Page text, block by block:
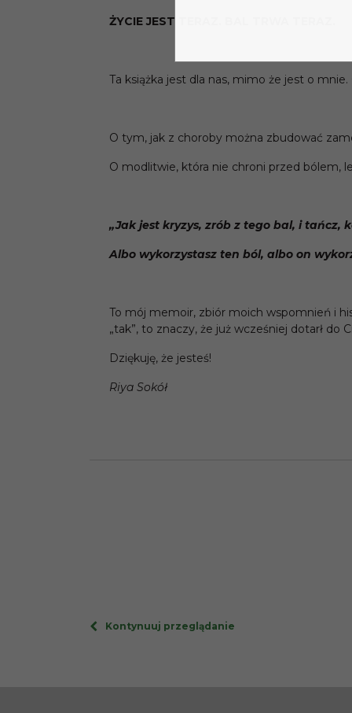
ŻYCIE JEST TERAZ. BAL TRWA TERAZ.
Ta książka jest dla nas, mimo że jest o
O tym, jak z choroby można zbudować
O modlitwie, która nie chroni przed bólem,
„Jak jest kryzys, zrób z tego bal, i tańcz,
Albo wykorzystasz ten ból, albo on
To mój memoir, zbiór moich wspomnień i
„tak”, to znaczy, że już wcześniej dotarł do
Dziękuję, że jesteś!
Riya Sokół
Kontynuuj przeglądanie